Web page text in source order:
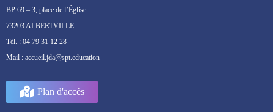
BP 69 – 3, place de l’Église
73203 ALBERTVILLE
Tél. : 04 79 31 12 28
Mail : accueil.jda@spt.education
Plan d'accès